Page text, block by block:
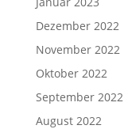
Dezember 2022
November 2022
Oktober 2022
September 2022
August 2022